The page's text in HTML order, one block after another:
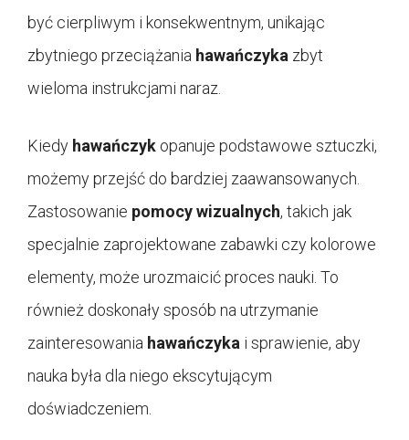
być cierpliwym i konsekwentnym, unikając
zbytniego przeciążania hawańczyka zbyt
wieloma instrukcjami naraz.
Kiedy hawańczyk opanuje podstawowe sztuczki,
możemy przejść do bardziej zaawansowanych.
Zastosowanie pomocy wizualnych, takich jak
specjalnie zaprojektowane zabawki czy kolorowe
elementy, może urozmaicić proces nauki. To
również doskonały sposób na utrzymanie
zainteresowania hawańczyka i sprawienie, aby
nauka była dla niego ekscytującym
doświadczeniem.